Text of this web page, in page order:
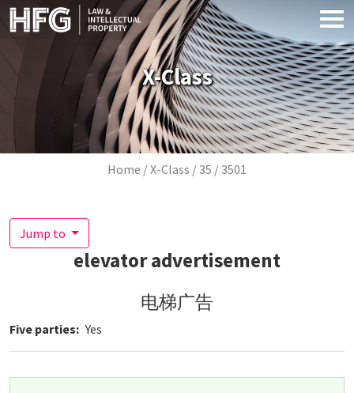
Skip to main content
X-Class
Breadcrumb
Home X-Class 35 3501
Jump to
elevator advertisement
电梯广告
Five parties Yes